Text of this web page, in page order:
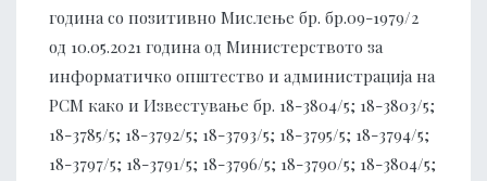
година со позитивно Мислење бр. бр.09-1979/2
од 10.05.2021 година од Министерството за
информатичко општество и администрација на
РСМ како и Известување бр. 18-3804/5; 18-3803/5;
18-3785/5; 18-3792/5; 18-3793/5; 18-3795/5; 18-3794/5;
18-3797/5; 18-3791/5; 18-3796/5; 18-3790/5; 18-3804/5;